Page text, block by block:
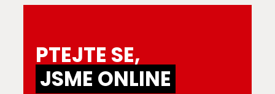
PTEJTE SE,
JSME ONLINE